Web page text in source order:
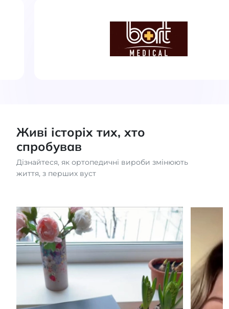
Живі історіх тих, хто
спробував
Дізнайтеся, як ортопедичні вироби змінюють
життя, з перших вуст